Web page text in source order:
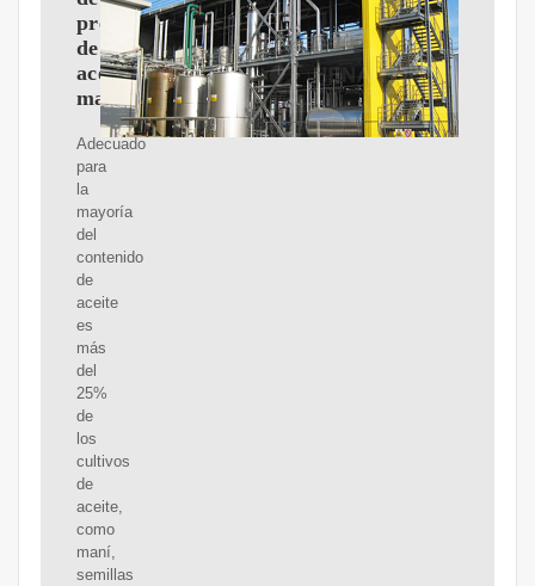
prensa
de
aceite
manual
Adecuado
para
la
mayoría
del
contenido
de
aceite
es
más
del
25%
de
los
cultivos
de
aceite,
como
maní,
semillas